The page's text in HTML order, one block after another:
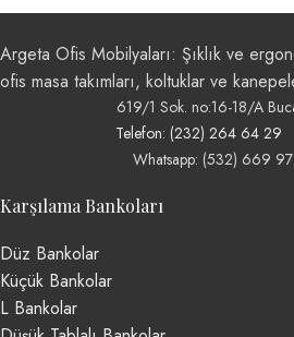
Argeta Ofis Mobilyaları: Şıklık ve
ofis masa takımları, koltuklar ve
619/1 Sok. no:16-18/A
Telefon: (232) 264 64 29
Whatsapp: (532) 669 97
Karşılama Bankoları
Düz Bankolar
Küçük Bankolar
L Bankolar